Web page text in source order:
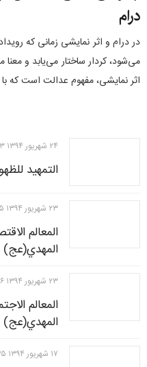
درام
در درام و اثر نمایشی زمانی که
می­‌شود، کردار ساختار می‌یابد و
اثر نمایشی، مفهوم عدالت است که
۲۴ شهريور ۱۳۹۴ ۰۹:۵۳
التمهيد
۲۳ شهريور ۱۳۹۴ ۱۲:۱۵
المعالم
المهدي(عج)
۲۳ شهريور ۱۳۹۴ ۰۸:۲۶
المعالم
المهدي(عج)
۱۷ شهريور ۱۳۹۴ ۱۰:۲۵